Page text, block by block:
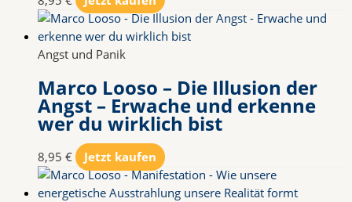
Angst und Panik
Marco Looso – Die Illusion der
Angst – Erwache und erkenne
wer du wirklich bist
8,95 € Jetzt kaufen